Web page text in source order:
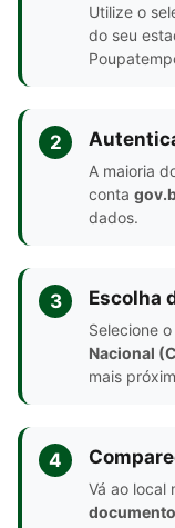
Utilize o
do seu
2
A maioria
conta
dados.
3 Escolha
Selecione
Nacional
mais
4
Vá ao local